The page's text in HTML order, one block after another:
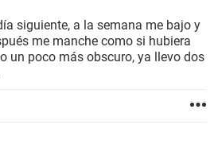
siguiente, a la semana me bajo y
me manche como si hubiera
un poco más obscuro, ya llevo dos